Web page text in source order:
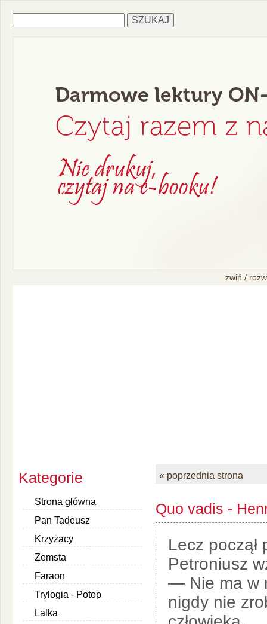
zwiń /
Kategorie
Strona główna
Pan Tadeusz
Krzyżacy
Zemsta
Faraon
Trylogia - Potop
Lalka
« poprzednia strona
Quo vadis -
Lecz
Petroniusz
— Nie ma w
nigdy nie